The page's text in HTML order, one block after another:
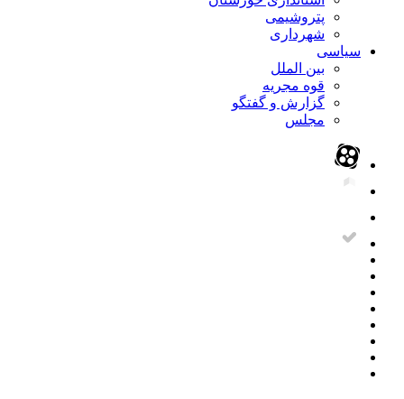
پتروشیمی
شهرداری
سیاسی
بین الملل
قوه مجریه
گزارش و گفتگو
مجلس